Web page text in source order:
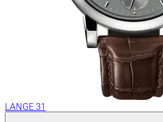
LANGE 31